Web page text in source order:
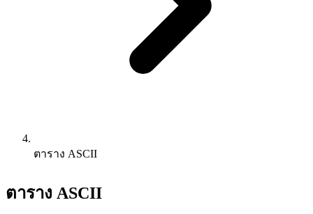
ตาราง ASCII
ตาราง ASCII